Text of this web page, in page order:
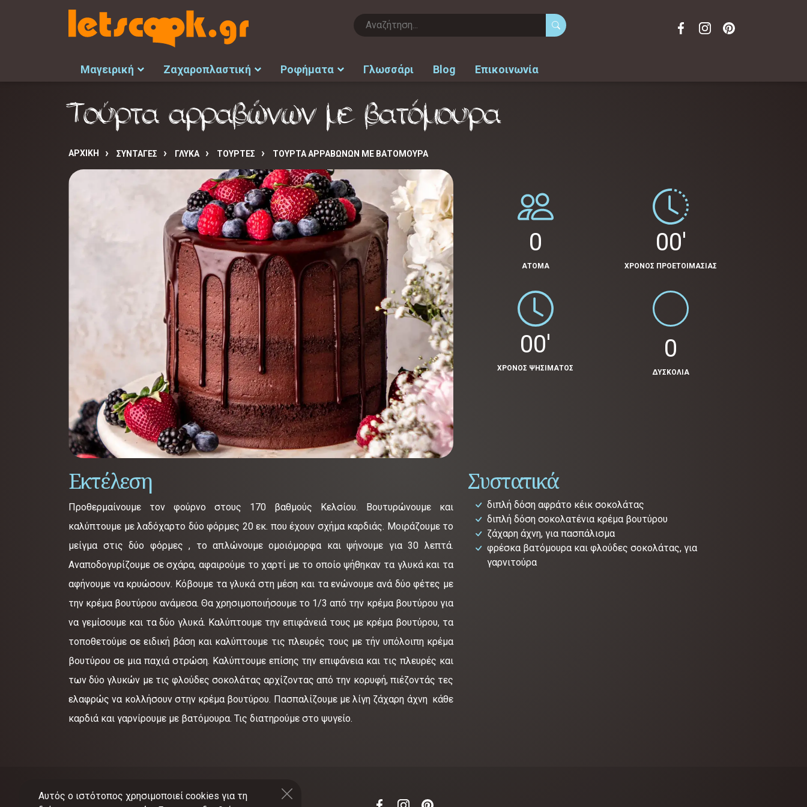
Μαγειρική Ζαχαροπλαστική Ροφήματα Γλωσσάρι Blog Επικοινωνία
Τούρτα αρραβώνων με βατόμουρα
ΑΡΧΙΚΉ ΣΥΝΤΑΓΈΣ ΓΛΥΚΑ ΤΟΥΡΤΕΣ ΤΟΎΡΤΑ ΑΡΡΑΒΏΝΩΝ ΜΕ ΒΑΤΌΜΟΥΡΑ
0
ΑΤΟΜΑ
00'
ΧΡΟΝΟΣ ΠΡΟΕΤΟΙΜΑΣΙΑΣ
00'
ΧΡΟΝΟΣ ΨΗΣΙΜΑΤΟΣ
0
ΔΥΣΚΟΛΙΑ
Συστατικά
διπλή δόση αφράτο κέικ σοκολάτας
διπλή δόση σοκολατένια κρέμα βουτύρου
ζάχαρη άχνη, για πασπάλισμα
φρέσκα βατόμουρα και φλούδες σοκολάτας, για
γαρνιτούρα
Εκτέλεση
Προθερμαίνουμε τον φούρνο στους 170 βαθμούς Κελσίου. Βουτυρώνουμε και
καλύπτουμε με λαδόχαρτο δύο φόρμες 20 εκ. που έχουν σχήμα καρδιάς. Μοιράζουμε το
μείγμα στις δύο φόρμες , το απλώνουμε ομοιόμορφα και ψήνουμε για 30 λεπτά.
Αναποδογυρίζουμε σε σχάρα, αφαιρούμε το χαρτί με το οποίο ψήθηκαν τα γλυκά και τα
αφήνουμε να κρυώσουν. Κόβουμε τα γλυκά στη μέση και τα ενώνουμε ανά δύο φέτες με
την κρέμα βουτύρου ανάμεσα. Θα χρησιμοποιήσουμε το 1/3 από την κρέμα βουτύρου για
να γεμίσουμε και τα δύο γλυκά. Καλύπτουμε την επιφάνειά τους με κρέμα βουτύρου, τα
τοποθετούμε σε ειδική βάση και καλύπτουμε τις πλευρές τους με τήν υπόλοιπη κρέμα
βουτύρου σε μια παχιά στρώση. Καλύπτουμε επίσης την επιφάνεια και τις πλευρές και
των δύο γλυκών με τις φλούδες σοκολάτας αρχίζοντας από την κορυφή, πιέζοντάς τες
ελαφρώς να κολλήσουν στην κρέμα βουτύρου. Πασπαλίζουμε με λίγη ζάχαρη άχνη κάθε
καρδιά και γαρνίρουμε με βατόμουρα. Τις διατηρούμε στο ψυγείο.
Αυτός ο ιστότοπος χρησιμοποιεί cookies για τη